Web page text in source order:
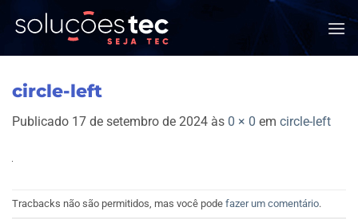
circle-left
Publicado 17 de setembro de 2024 às 0 × 0 em circle-left
Tracbacks não são permitidos, mas você pode fazer um comentário.